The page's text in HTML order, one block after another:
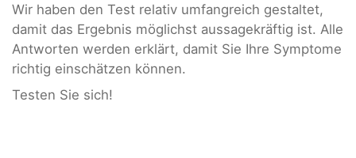
Wir haben den Test relativ umfangreich gestaltet,
damit das Ergebnis möglichst aussagekräftig ist. Alle
Antworten werden erklärt, damit Sie Ihre Symptome
richtig einschätzen können.
Testen Sie sich!